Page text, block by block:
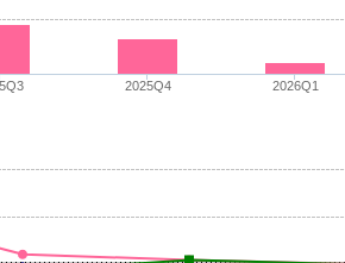
2025Q4 2026Q1